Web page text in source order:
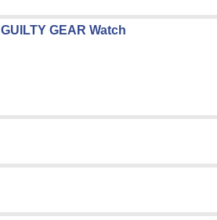
GUILTY GEAR Watch